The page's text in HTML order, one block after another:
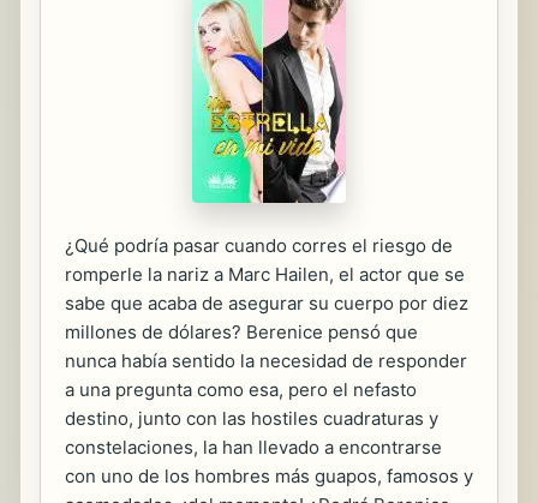
¿Qué podría pasar cuando corres el riesgo de
romperle la nariz a Marc Hailen, el actor que se
sabe que acaba de asegurar su cuerpo por diez
millones de dólares? Berenice pensó que
nunca había sentido la necesidad de responder
a una pregunta como esa, pero el nefasto
destino, junto con las hostiles cuadraturas y
constelaciones, la han llevado a encontrarse
con uno de los hombres más guapos, famosos y